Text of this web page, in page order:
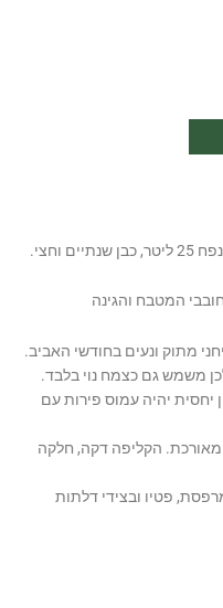
המטבח והגינה
מתוק ונעים בחודשי האביב.
משמש גם כצמח נוי בלבד.
יחסית יהיה עמוס פירות עם
מאורכת. הקליפה דקה, חלקה
פטיו ובצידי דלתות